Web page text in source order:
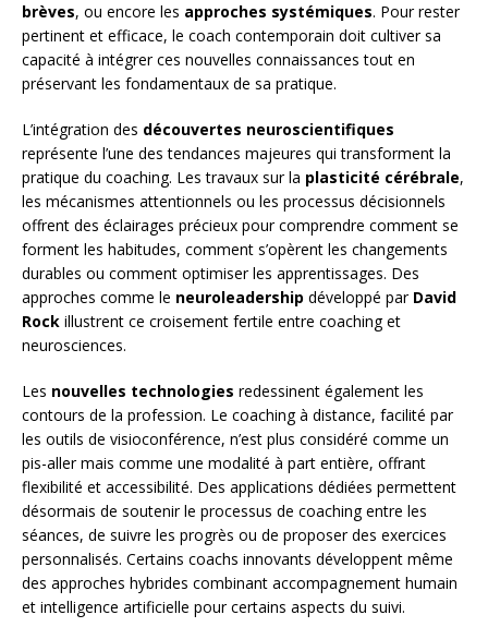
brèves, ou encore les approches systémiques. Pour rester
pertinent et efficace, le coach contemporain doit cultiver sa
capacité à intégrer ces nouvelles connaissances tout en
préservant les fondamentaux de sa pratique.
L’intégration des découvertes neuroscientifiques
représente l’une des tendances majeures qui transforment la
pratique du coaching. Les travaux sur la plasticité cérébrale,
les mécanismes attentionnels ou les processus décisionnels
offrent des éclairages précieux pour comprendre comment se
forment les habitudes, comment s’opèrent les changements
durables ou comment optimiser les apprentissages. Des
approches comme le neuroleadership développé par David
Rock illustrent ce croisement fertile entre coaching et
neurosciences.
Les nouvelles technologies redessinent également les
contours de la profession. Le coaching à distance, facilité par
les outils de visioconférence, n’est plus considéré comme un
pis-aller mais comme une modalité à part entière, offrant
flexibilité et accessibilité. Des applications dédiées permettent
désormais de soutenir le processus de coaching entre les
séances, de suivre les progrès ou de proposer des exercices
personnalisés. Certains coachs innovants développent même
des approches hybrides combinant accompagnement humain
et intelligence artificielle pour certains aspects du suivi.